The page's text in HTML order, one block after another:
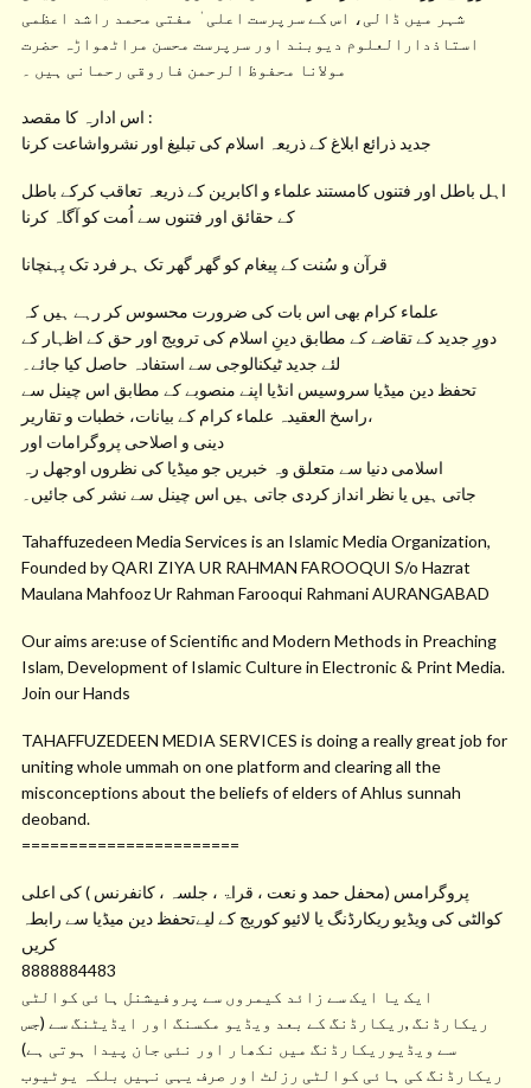
شہر میں ڈالی، اس کے سرپرست اعلی ٰ مفتی محمد راشد اعظمی
استاذدارالعلوم دیوبند اور سرپرست محسن مراٹھواڑہ حضرت
مولانا محفوظ الرحمن فاروقی رحمانی ہیں ۔
اس ادارہ کا مقصد :
جدید ذرائع ابلاغ کے ذریعہ اسلام کی تبلیغ اور نشرواشاعت کرنا
اہل باطل اور فتنوں کامستند علماء و اکابرین کے ذریعہ تعاقب کرکے باطل
کے حقائق اور فتنوں سے اُمت کو آگاہ کرنا
قرآن و سُنت کے پیغام کو گھر گھر تک ہر فرد تک پہنچانا
علماء کرام بھی اس بات کی ضرورت محسوس کر رہے ہیں کہ
دورِ جدید کے تقاضے کے مطابق دینِ اسلام کی ترویج اور حق کے اظہار کے
لئے جدید ٹیکنالوجی سے استفادہ حاصل کیا جائے۔
تحفظ دین میڈیا سروسیس انڈیا اپنے منصوبے کے مطابق اس چینل سے
راسخ العقیدہ علماء کرام کے بیانات، خطبات و تقاریر،
دینی و اصلاحی پروگرامات اور
اسلامی دنیا سے متعلق وہ خبریں جو میڈیا کی نظروں اوجھل رہ
جاتی ہیں یا نظر انداز کردی جاتی ہیں اس چینل سے نشر کی جائیں۔
Tahaffuzedeen Media Services is an Islamic Media Organization,
Founded by QARI ZIYA UR RAHMAN FAROOQUI S/o Hazrat
Maulana Mahfooz Ur Rahman Farooqui Rahmani AURANGABAD
Our aims are:use of Scientific and Modern Methods in Preaching
Islam, Development of Islamic Culture in Electronic & Print Media.
Join our Hands
TAHAFFUZEDEEN MEDIA SERVICES is doing a really great job for
uniting whole ummah on one platform and clearing all the
misconceptions about the beliefs of elders of Ahlus sunnah
deoband.
=======================
پروگرامس (محفل حمد و نعت ، قراۃ ، جلسہ ، کانفرنس ) کی اعلی
کوالٹی کی ویڈیو ریکارڈنگ یا لائیو کوریج کے لیےتحفظ دین میڈیا سے رابطہ
کریں
8888884483
ایک یا ایک سے زائد کیمروں سے پروفیشنل ہائی کوالٹی
ریکارڈنگ ,ریکارڈنگ کے بعد ویڈیو مکسنگ اور ایڈیٹنگ سے (جس
سے ویڈیوریکارڈنگ میں نکھار اور نئی جان پیدا ہوتی ہے)
ریکارڈنگ کی ہائی کوالٹی رزلٹ اور صرف یہی نہیں بلکہ یوٹیوب